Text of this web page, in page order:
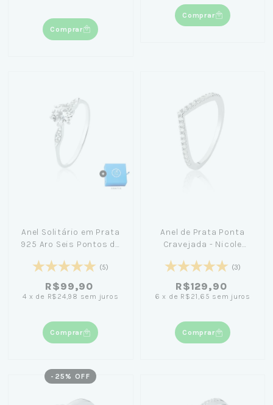
Comprar
Comprar
Anel Solitário em Prata
925 Aro Seis Pontos de
(5)
R$99,90
4 x de R$24,98 sem juros
Comprar
Anel de Prata Ponta
Cravejada - Nicole
(3)
R$129,90
6 x de R$21,65 sem juros
Comprar
- 25 % OFF